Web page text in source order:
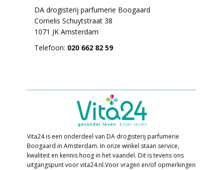
DA drogisterij parfumerie Boogaard
Cornelis Schuytstraat 38
1071 JK Amsterdam
Telefoon: 020 662 82 59
Vita24 is een onderdeel van DA drogisterij parfumerie
Boogaard in Amsterdam. In o​nze winkel staan service,
kwaliteit en kennis hoog in het vaandel. Dit is tevens ons
uitgangspunt voor vita24.nl. ​Voor vragen en/of opmerkingen